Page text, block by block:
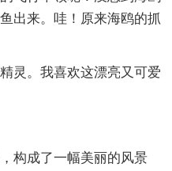
出来。哇！原来海鸥的抓
灵。我喜欢这漂亮又可爱
构成了一幅美丽的风景